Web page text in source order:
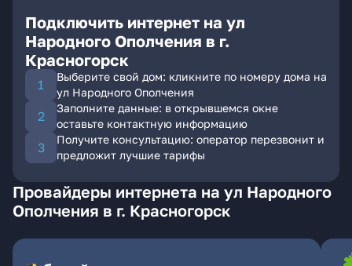
Подключить интернет на ул
Народного Ополчения в г.
Красногорск
Выберите свой дом: кликните по номеру дома на
ул Народного Ополчения
Заполните данные: в открывшемся окне
оставьте контактную информацию
Получите консультацию: оператор перезвонит и
предложит лучшие тарифы
Провайдеры интернета на ул Народного
Ополчения в г. Красногорск